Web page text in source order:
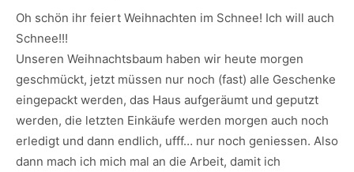
Oh schön ihr feiert Weihnachten im Schnee! Ich will auch
Schnee!!!
Unseren Weihnachtsbaum haben wir heute morgen
geschmückt, jetzt müssen nur noch (fast) alle Geschenke
eingepackt werden, das Haus aufgeräumt und geputzt
werden, die letzten Einkäufe werden morgen auch noch
erledigt und dann endlich, ufff… nur noch geniessen. Also
dann mach ich mich mal an die Arbeit, damit ich